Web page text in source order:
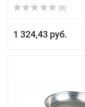
(0)
1 324,43 руб.